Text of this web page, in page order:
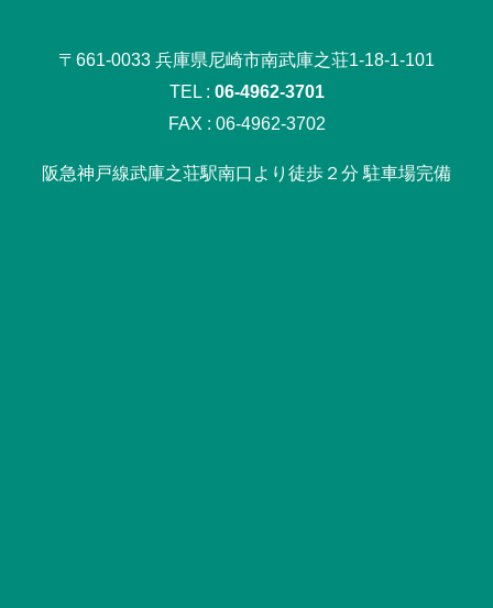
〒661-0033 兵庫県尼崎市南武庫之荘1-18-1-101
TEL : 06-4962-3701
FAX : 06-4962-3702
阪急神戸線武庫之荘駅南口より徒歩２分 駐車場完備